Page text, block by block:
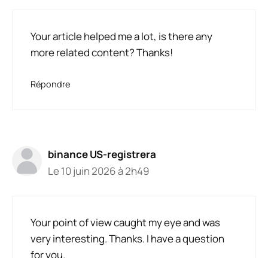
Your article helped me a lot, is there any
more related content? Thanks!
Répondre
binance US-registrera
Le 10 juin 2026 à 2h49
Your point of view caught my eye and was
very interesting. Thanks. I have a question
for you.